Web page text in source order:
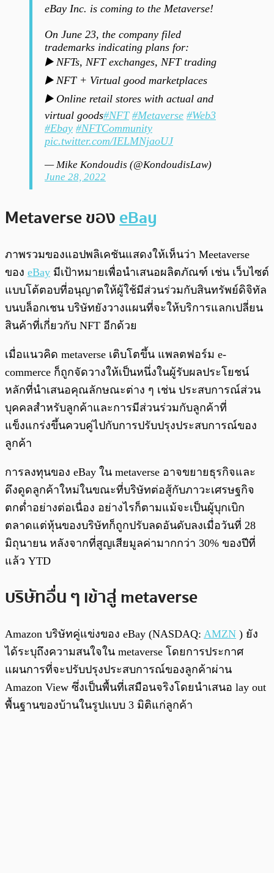
eBay Inc. is coming to the Metaverse!
On June 23, the company filed
trademarks indicating plans for:
▶️ NFTs, NFT exchanges, NFT trading
▶️ NFT + Virtual good marketplaces
▶️ Online retail stores with actual and
virtual goods#NFT #Metaverse #Web3
#Ebay #NFTCommunity
pic.twitter.com/IELMNjaoUJ
— Mike Kondoudis (@KondoudisLaw)
June 28, 2022
Metaverse ของeBay
ภาพรวมของแอปพลิเคชันแสดงให้เห็นว่า Meetaverse
ของ eBay มีเป้าหมายเพื่อนำเสนอผลิตภัณฑ์ เช่น เว็บไซต์
แบบโต้ตอบที่อนุญาตให้ผู้ใช้มีส่วนร่วมกับสินทรัพย์ดิจิทัล
บนบล็อกเชน บริษัทยังวางแผนที่จะให้บริการแลกเปลี่ยน
สินค้าที่เกี่ยวกับ NFT อีกด้วย
เมื่อแนวคิด metaverse เติบโตขึ้น แพลตฟอร์ม e-
commerce ก็ถูกจัดวางให้เป็นหนึ่งในผู้รับผลประโยชน์
หลักที่นำเสนอคุณลักษณะต่าง ๆ เช่น ประสบการณ์ส่วน
บุคคลสำหรับลูกค้าและการมีส่วนร่วมกับลูกค้าที่
แข็งแกร่งขึ้นควบคู่ไปกับการปรับปรุงประสบการณ์ของ
ลูกค้า
การลงทุนของ eBay ใน metaverse อาจขยายธุรกิจและ
ดึงดูดลูกค้าใหม่ในขณะที่บริษัทต่อสู้กับภาวะเศรษฐกิจ
ตกต่ำอย่างต่อเนื่อง อย่างไรก็ตามแม้จะเป็นผู้บุกเบิก
ตลาดแต่หุ้นของบริษัทก็ถูกปรับลดอันดับลงเมื่อวันที่ 28
มิถุนายน หลังจากที่สูญเสียมูลค่ามากกว่า 30% ของปีที่
แล้ว YTD
บริษัทอื่น ๆ เข้าสู่ metaverse
Amazon บริษัทคู่แข่งของ eBay (NASDAQ: AMZN ) ยัง
ได้ระบุถึงความสนใจใน metaverse โดยการประกาศ
แผนการที่จะปรับปรุงประสบการณ์ของลูกค้าผ่าน
Amazon View ซึ่งเป็นพื้นที่เสมือนจริงโดยนำเสนอ lay out
พื้นฐานของบ้านในรูปแบบ 3 มิติแก่ลูกค้า